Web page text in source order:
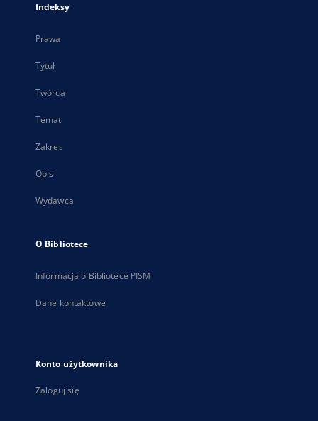
Indeksy
Prawa
Tytuł
Twórca
Temat
Zakres
Opis
Wydawca
O Bibliotece
Informacja o Bibliotece PISM
Dane kontaktowe
Konto użytkownika
Zaloguj się